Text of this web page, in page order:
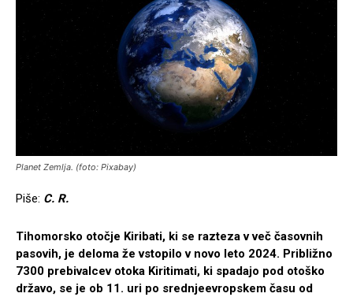
Planet Zemlja. (foto: Pixabay)
Piše: C. R.
Tihomorsko otočje Kiribati, ki se razteza v več časovnih
pasovih, je deloma že vstopilo v novo leto 2024. Približno
7300 prebivalcev otoka Kiritimati, ki spadajo pod otoško
državo, se je ob 11. uri po srednjeevropskem času od